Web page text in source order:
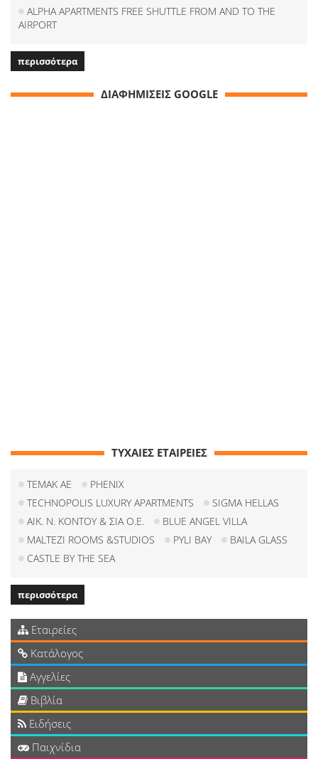
ALPHA APARTMENTS FREE SHUTTLE FROM AND TO THE
AIRPORT
περισσότερα
ΔΙΑΦΗΜΙΣΕΙΣ GOOGLE
ΤΥΧΑΙΕΣ ΕΤΑΙΡΕΙΕΣ
ΤΕΜΑΚ AE
PHENIX
TECHNOPOLIS LUXURY APARTMENTS
SIGMA HELLAS
ΑΙΚ. Ν. ΚΟΝΤΟΥ & ΣΙΑ Ο.Ε.
BLUE ANGEL VILLA
MALTEZI ROOMS &STUDIOS
PYLI BAY
BAILA GLASS
CASTLE BY THE SEA
περισσότερα
Εταιρείες
Κατάλογος
Αγγελίες
Βιβλία
Ειδήσεις
Παιχνίδια